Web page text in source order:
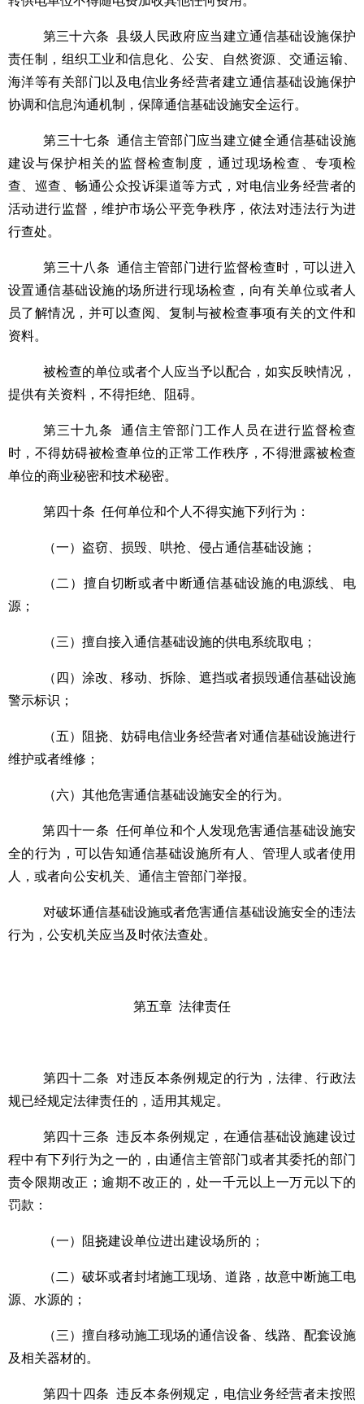
第三十六条
县级人民政府应当建立通信基础设施保护
责任制，组织工业和信息化、公安、自然资源、交通运输、
海洋等有关部门以及电信业务经营者建立通信基础设施保护
协调和信息沟通机制，保障通信基础设施安全运行。
第三十七条 通信主管部门应当建立健全通信基础设施
建设与保护相关的监督检查制度，通过现场检查、专项检
查
巡查 、畅通公众投诉渠道等方式，对电信业务经营者的
活动进行监督，维护市场公平竞争秩序，依法对违法行为进
行查处。
第三十八 条 通信主管部门进行监督检查时，可以进入
设置通信基础设施的场所进行现场检查 ，向有关单位或者人
员了解情况 ，并可以查阅、复制与被检查事项有关的文件和
资料。
被检查的单位或者个人应当予以配合，如实反映情况，
提供有关资料，不得拒绝、
阻碍。
第三十九条 通信主管部门工作人员在进行监督检查
时，不得妨碍被检查单位的正常工作秩序，不得泄露被检查
单位的商业秘密和技术秘密。
第四十条 任何单位和个人不得实施下列行为：
（一）盗窃、损毁、哄抢、侵占通信基础设施；
（二）擅自切断或者中断通信基础设施的电源线、电
源；
（三）擅自接入通信基础设施的供电系统取电；
（四）涂改、移动、拆除、遮挡或者损毁通信基础设施
警示标识；
（五）阻挠、妨碍电信业务经营者对通信基础设施进行
维护或者维修；
（六）其他危害通信基础设施安全的行为。
第四十一条 任何单位和个人发现危害通信基础设施安
全的行为，可以告知通信基础设施所有人、管理人或者使用
人，或者向公安机关、通信主管部门举报。
对破坏通信基础设施或者危害通信基础设施安全的违法
行为，公安机关应当及时依法查处。
第五章 法律责任
第四十二条
对违反本条例规定的行为，法律、行政法
规已经规定法律责任的，适用其规定。
第四十三条
违反本条例规定，在通信基础设施建设过
程中有下列行为之一的，由通信主管部门或者其委托的部门
责令限期改正；逾期不改正的，处一千元以上一万元以下的
罚款：
（一）阻挠建设单位进出建设场所的；
（二）破坏或者封堵施工现场、道路，故意中断施工电
源、水源的；
（三）擅自移动施工现场的通信设备、线路、配套设施
及相关器材的。
第四十四条
违反本条例规定，电信业务经营者未按照